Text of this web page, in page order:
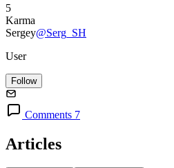
5
Karma
Sergey@Serg_SH
User
Follow
Comments 7
Articles